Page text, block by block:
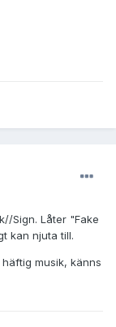
Sign. Låter "Fake
kan njuta till.
musik, känns